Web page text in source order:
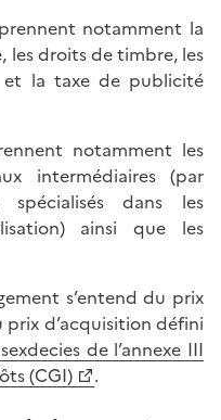
notamment la
les droits de timbre, les
et la taxe de publicité
notamment les
intermédiaires (par
dans les
ainsi que les
s’entend du prix
d’acquisition défini
de l’annexe III
(CGI)
.